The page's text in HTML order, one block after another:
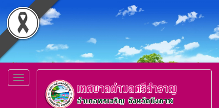
Toggle
navigation